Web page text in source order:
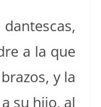
a la que
y la
su hijo, al